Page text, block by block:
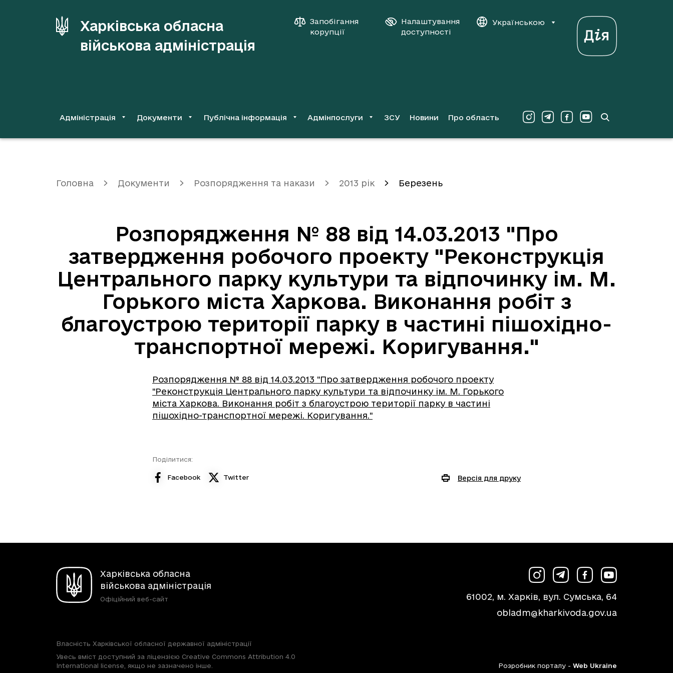
Харківська обласна
військова адміністрація
Запобігання
корупції
Налаштування
доступності
Українською
Адміністрація Документи Публічна інформація Адмінпослуги ЗСУ Новини Про область
Головна Документи Розпорядження та накази 2013 рік Березень
Розпорядження № 88 від 14.03.2013 "Про
затвердження робочого проекту "Реконструкція
Центрального парку культури та відпочинку ім. М.
Горького міста Харкова. Виконання робіт з
благоустрою території парку в частині пішохідно-
транспортної мережі. Коригування."
Розпорядження № 88 від 14.03.2013 "Про затвердження робочого проекту
"Реконструкція Центрального парку культури та відпочинку ім. М. Горького
міста Харкова. Виконання робіт з благоустрою території парку в частині
пішохідно-транспортної мережі. Коригування."
Поділитися:
Facebook Twitter Версія для друку
Харківська обласна
військова адміністрація
Офіційний веб-сайт
61002, м. Харків, вул. Сумська, 64
obladm@kharkivoda.gov.ua
Власність Харківської обласної державної адміністрації
Увесь вміст доступний за ліцензією Creative Commons Attribution 4.0
International license, якщо не зазначено інше.
Розробник порталу - Web Ukraine